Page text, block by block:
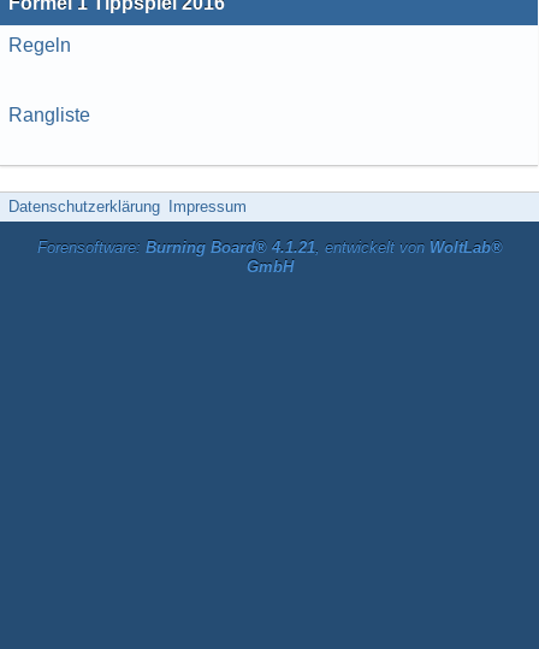
Regeln
Rangliste
Datenschutzerklärung Impressum
Forensoftware: Burning Board® 4.1.21, entwickelt von WoltLab®
GmbH